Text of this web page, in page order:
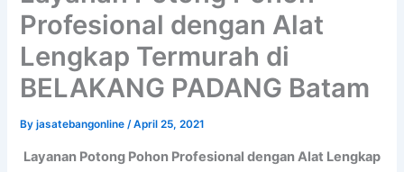
Profesional dengan Alat
Lengkap Termurah di
BELAKANG PADANG Batam
Byjasatebangonline/April 25, 2021
Layanan Potong Pohon Profesional dengan Alat Lengkap